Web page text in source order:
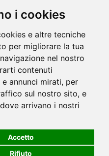
i cookies
e altre tecniche
per migliorare la tua
nel nostro
contenuti
annunci mirati, per
sul nostro sito, e
arrivano i nostri
Accetto
Rifiuto